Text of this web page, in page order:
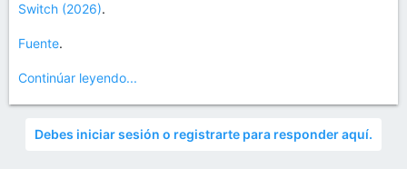
Switch (2026).
Fuente.
Continúar leyendo...
Debes iniciar sesión o registrarte para responder aquí.